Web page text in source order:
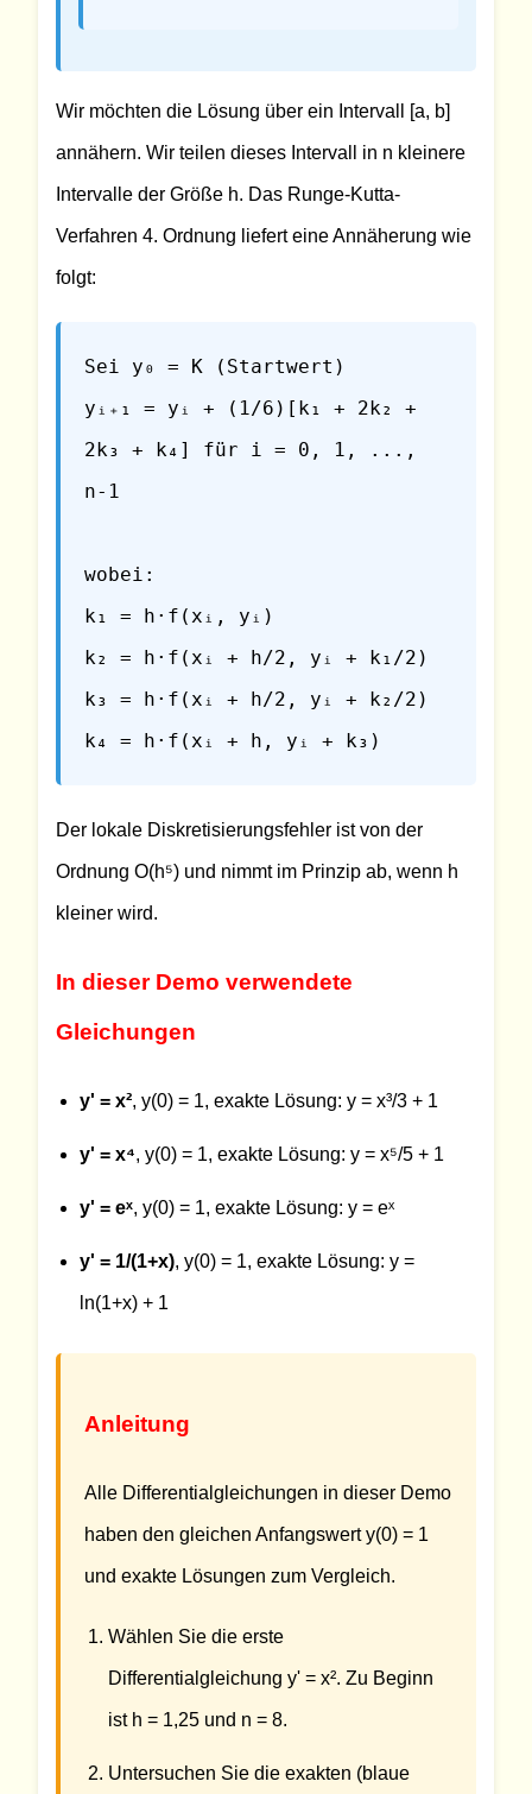
Wir möchten die Lösung über ein Intervall [a, b]
annähern. Wir teilen dieses Intervall in n kleinere
Intervalle der Größe h. Das Runge-Kutta-
Verfahren 4. Ordnung liefert eine Annäherung wie
folgt:
Sei y₀ = K (Startwert)
yᵢ₊₁ = yᵢ + (1/6)[k₁ + 2k₂ +
2k₃ + k₄] für i = 0, 1, ...,
n-1
wobei:
k₁ = h·f(xᵢ, yᵢ)
k₂ = h·f(xᵢ + h/2, yᵢ + k₁/2)
k₃ = h·f(xᵢ + h/2, yᵢ + k₂/2)
k₄ = h·f(xᵢ + h, yᵢ + k₃)
Der lokale Diskretisierungsfehler ist von der
Ordnung O(h⁵) und nimmt im Prinzip ab, wenn h
kleiner wird.
In dieser Demo verwendete
Gleichungen
y' = x², y(0) = 1, exakte Lösung: y = x³/3 + 1
y' = x⁴, y(0) = 1, exakte Lösung: y = x⁵/5 + 1
y' = eˣ, y(0) = 1, exakte Lösung: y = eˣ
y' = 1/(1+x), y(0) = 1, exakte Lösung: y =
ln(1+x) + 1
Anleitung
Alle Differentialgleichungen in dieser Demo
haben den gleichen Anfangswert y(0) = 1
und exakte Lösungen zum Vergleich.
Wählen Sie die erste
Differentialgleichung y' = x². Zu Beginn
ist h = 1,25 und n = 8.
Untersuchen Sie die exakten (blaue